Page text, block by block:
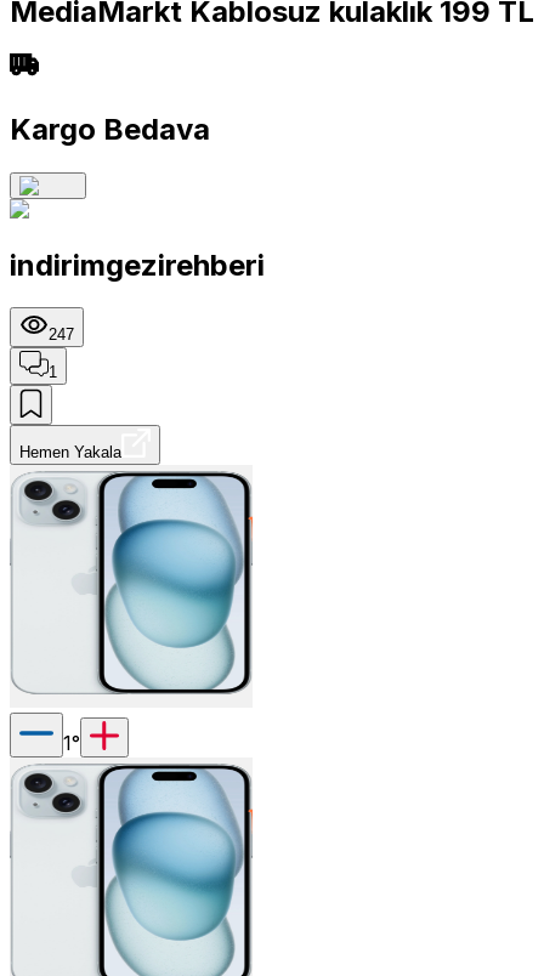
MediaMarkt Kablosuz kulaklık 199 TL
Kargo Bedava
indirimgezirehberi
247
1
Hemen Yakala
1°